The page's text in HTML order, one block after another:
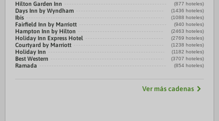
Hilton Garden Inn (877 hoteles)
Days Inn by Wyndham (1436 hoteles)
Ibis (1088 hoteles)
Fairfield Inn by Marriott (940 hoteles)
Hampton Inn by Hilton (2463 hoteles)
Holiday Inn Express Hotel (2769 hoteles)
Courtyard by Marriott (1238 hoteles)
Holiday Inn (1182 hoteles)
Best Western (3707 hoteles)
Ramada (854 hoteles)
Ver más cadenas